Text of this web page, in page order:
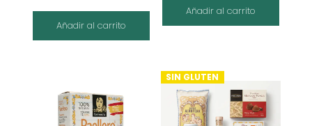
precio
original
precio
actual
Añadir al carrito
Añadir al carrito
SIN GLUTEN